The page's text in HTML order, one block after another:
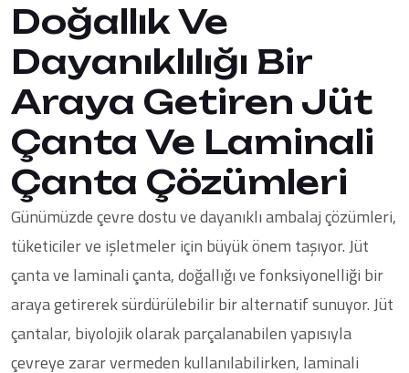
Doğallık Ve
Dayanıklılığı Bir
Araya Getiren Jüt
Çanta Ve Laminali
Çanta Çözümleri
Günümüzde çevre dostu ve dayanıklı ambalaj çözümleri,
tüketiciler ve işletmeler için büyük önem taşıyor.Jüt
çanta ve laminali çanta, doğallığı ve fonksiyonelliği bir
araya getirerek sürdürülebilir bir alternatif sunuyor. Jüt
çantalar, biyolojik olarak parçalanabilen yapısıyla
çevreye zarar vermeden kullanılabilirken, laminali